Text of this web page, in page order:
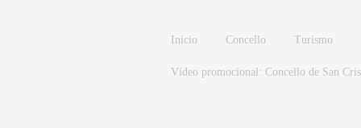
Inicio Concello Turismo
Vídeo promocional: Concello de San